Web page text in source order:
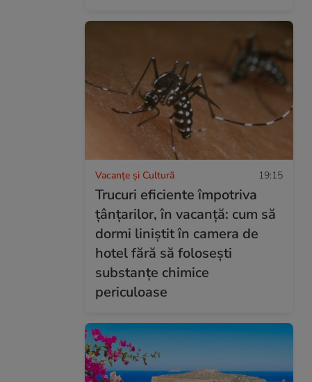
Vacanțe și Cultură 19:15
Trucuri eficiente împotriva
țânțarilor, în vacanță: cum să
dormi liniștit în camera de
hotel fără să folosești
substanțe chimice
periculoase